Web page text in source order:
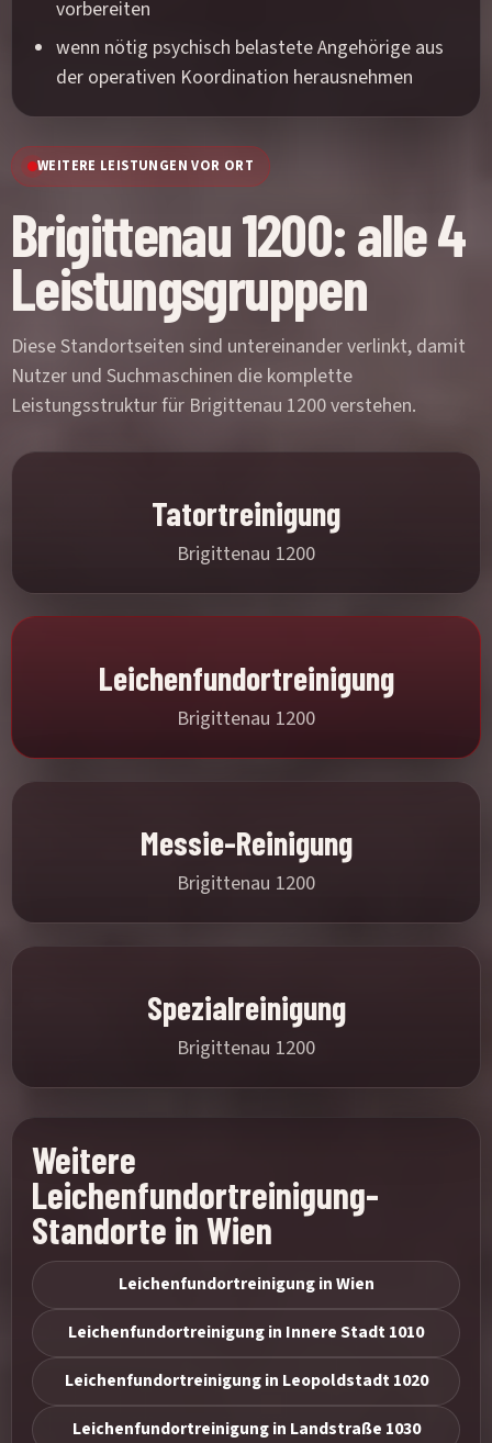
vorbereiten
wenn nötig psychisch belastete Angehörige aus
der operativen Koordination herausnehmen
WEITERE LEISTUNGEN VOR ORT
Brigittenau 1200: alle 4
Leistungsgruppen
Diese Standortseiten sind untereinander verlinkt, damit
Nutzer und Suchmaschinen die komplette
Leistungsstruktur für Brigittenau 1200 verstehen.
Tatortreinigung
Brigittenau 1200
Leichenfundortreinigung
Brigittenau 1200
Messie-Reinigung
Brigittenau 1200
Spezialreinigung
Brigittenau 1200
Weitere
Leichenfundortreinigung-
Standorte in Wien
Leichenfundortreinigung in Wien
Leichenfundortreinigung in Innere Stadt 1010
Leichenfundortreinigung in Leopoldstadt 1020
Leichenfundortreinigung in Landstraße 1030